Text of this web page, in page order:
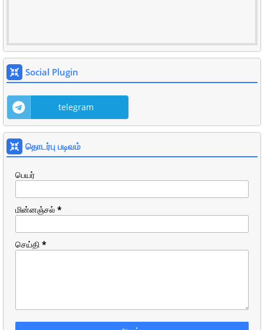
Social Plugin
telegram
தொடர்பு படிவம்
பெயர்
மின்னஞ்சல் *
செய்தி *